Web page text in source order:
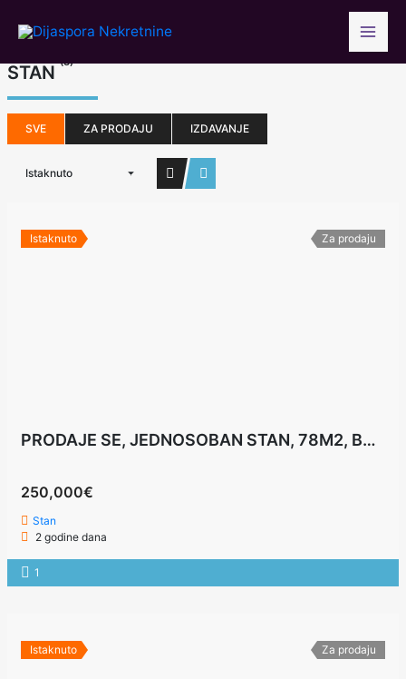
STAN (3)
SVE ZA PRODAJU IZDAVANJE
Istaknuto
Istaknuto Za prodaju
PRODAJE SE, JEDNOSOBAN STAN, 78M2, BUDVA
250,000€
Stan
2 godine dana
1
Istaknuto Za prodaju